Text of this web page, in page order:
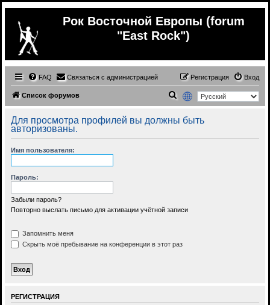
Рок Восточной Европы (forum
"East Rock")
FAQ Связаться с администрацией Вход
Регистрация
Список форумов
и
с
Для просмотра профилей вы должны быть
авторизованы.
Имя пользователя:
Пароль:
Забыли пароль?
Повторно выслать письмо для активации учётной записи
Запомнить меня
Скрыть моё пребывание на конференции в этот раз
РЕГИСТРАЦИЯ